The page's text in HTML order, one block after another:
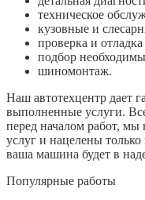
техническое
кузовные и
проверка и
подбор
шиномонтаж.
Наш автотехцентр дает
выполненные услуги.
перед началом работ,
услуг и нацелены только
ваша машина будет в
Популярные работы